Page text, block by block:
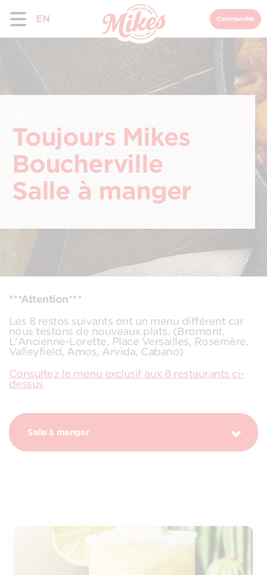
EN Commandez
Toujours Mikes
Boucherville
Salle à manger
***Attention***
Les 8 restos suivants ont un menu différent car
nous testons de nouveaux plats. (Bromont,
L'Ancienne-Lorette, Place Versailles, Rosemère,
Valleyfield, Amos, Arvida, Cabano)
Consultez le menu exclusif aux 8 restaurants ci-
dessus
Salle à manger